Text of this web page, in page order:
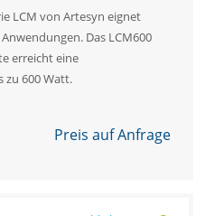
LCM von Artesyn eignet
Das LCM600
erreicht eine
zu 600 Watt.
Preis auf Anfrage